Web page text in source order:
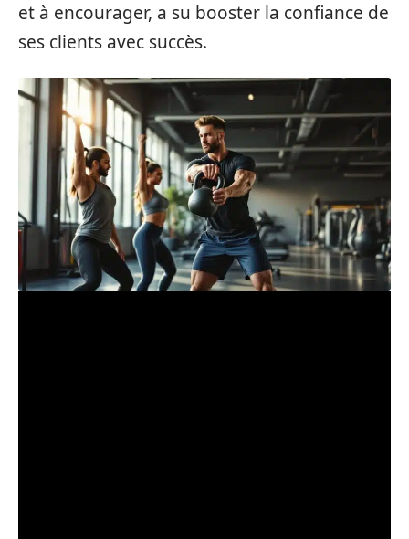
et à encourager, a su booster la confiance de
ses clients avec succès.